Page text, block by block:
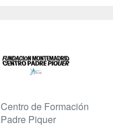
Centro de Formación
Padre Piquer